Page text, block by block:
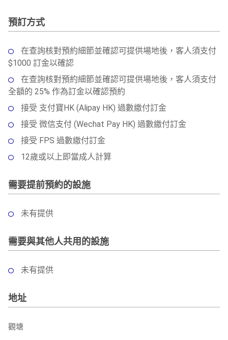
預訂方式
在查詢核對預約細節並確認可提供場地後，客人須支付
$1000 訂金以確認
在查詢核對預約細節並確認可提供場地後，客人須支付
全額的 25% 作為訂金以確認預約
接受 支付寶HK (Alipay HK) 過數繳付訂金
接受 微信支付 (Wechat Pay HK) 過數繳付訂金
接受 FPS 過數繳付訂金
12歲或以上即當成人計算
需要提前預約的設施
未有提供
需要與其他人共用的設施
未有提供
地址
觀塘